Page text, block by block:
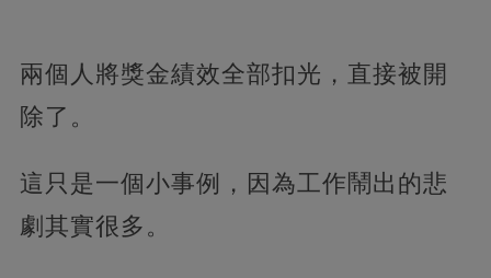
兩個人將獎金績效全部扣光，直接被開
除了。
這只是一個小事例，因為工作鬧出的悲
劇其實很多。